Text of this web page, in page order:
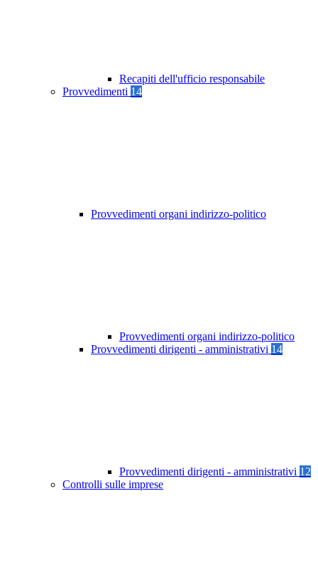
Recapiti dell'ufficio responsabile
Provvedimenti 14
Provvedimenti organi indirizzo-politico
Provvedimenti organi indirizzo-politico
Provvedimenti dirigenti - amministrativi 14
Provvedimenti dirigenti - amministrativi 12
Controlli sulle imprese